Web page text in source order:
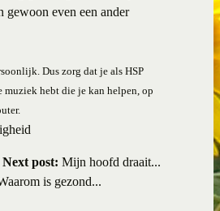
gewoon even een ander
Dus zorg dat je als HSP
muziek hebt die je kan helpen, op
Next post: Mijn hoofd draait...
is gezond...